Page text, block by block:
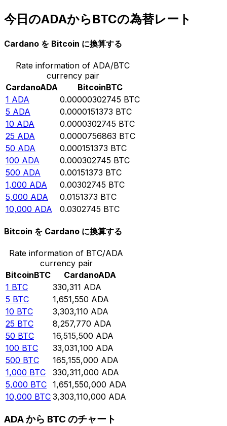
今日のADAからBTCの為替レート
Cardano を Bitcoin に換算する
Rate information of ADA/BTC
currency pair
CardanoADA BitcoinBTC
1 ADA 0.00000302745 BTC
5 ADA 0.0000151373 BTC
10 ADA 0.0000302745 BTC
25 ADA 0.0000756863 BTC
50 ADA 0.000151373 BTC
100 ADA 0.000302745 BTC
500 ADA 0.00151373 BTC
1,000 ADA 0.00302745 BTC
5,000 ADA 0.0151373 BTC
10,000 ADA 0.0302745 BTC
Bitcoin を Cardano に換算する
Rate information of BTC/ADA
currency pair
BitcoinBTC CardanoADA
1 BTC 330,311 ADA
5 BTC 1,651,550 ADA
10 BTC 3,303,110 ADA
25 BTC 8,257,770 ADA
50 BTC 16,515,500 ADA
100 BTC 33,031,100 ADA
500 BTC 165,155,000 ADA
1,000 BTC 330,311,000 ADA
5,000 BTC 1,651,550,000 ADA
10,000 BTC 3,303,110,000 ADA
ADA から BTC のチャート